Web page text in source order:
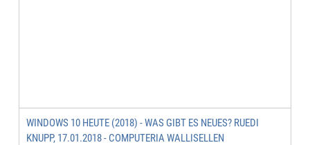
WINDOWS 10 HEUTE (2018) - WAS GIBT ES NEUES? RUEDI
KNUPP, 17.01.2018 - COMPUTERIA WALLISELLEN